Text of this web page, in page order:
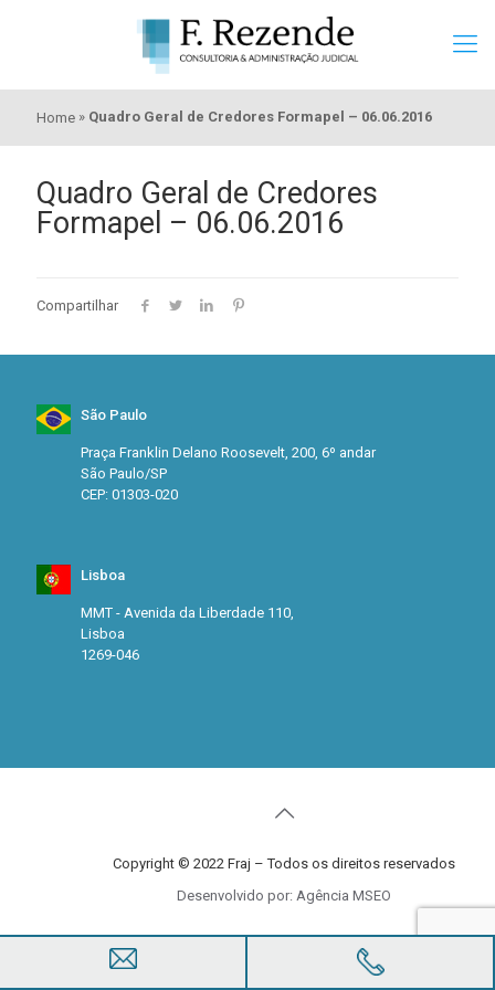
Home » Quadro Geral de Credores Formapel – 06.06.2016
Quadro Geral de Credores
Formapel – 06.06.2016
Compartilhar
São Paulo
Praça Franklin Delano Roosevelt, 200, 6º andar
São Paulo/SP
CEP: 01303-020
Lisboa
MMT - Avenida da Liberdade 110,
Lisboa
1269-046
Copyright © 2022 Fraj – Todos os direitos reservados
Desenvolvido por: Agência MSEO